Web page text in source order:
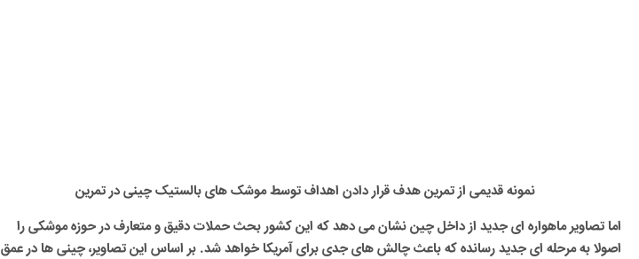
نمونه قدیمی از تمرین هدف قرار دادن اهداف توسط موشک های بالستیک چینی در تمرین
اما تصاویر ماهواره ای جدید از داخل چین نشان می دهد که این کشور بحث حملات دقیق و متعارف در حوزه موشکی را
اصولا به مرحله ای جدید رسانده که باعث چالش های جدی برای آمریکا خواهد شد. بر اساس این تصاویر، چینی ها در عمق